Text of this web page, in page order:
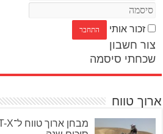
זכור אותי
צור חשבון
שכחתי סיסמה
ארוך טווח